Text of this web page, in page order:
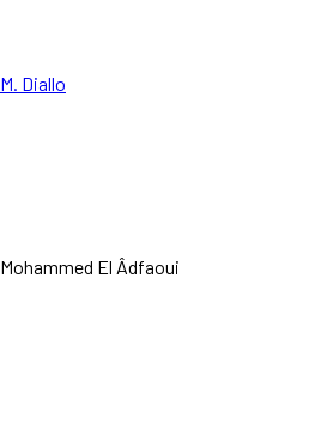
M. Diallo
Mohammed El Âdfaoui